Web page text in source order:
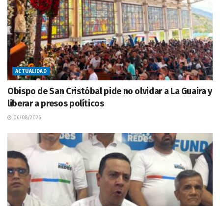
ACTUALIDAD
Obispo de San Cristóbal pide no olvidar a La Guaira y
liberar a presos políticos
06/08/2026